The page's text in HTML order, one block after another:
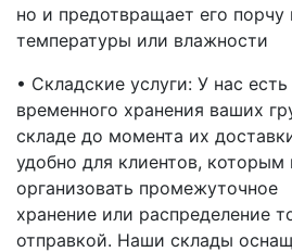
но и предотвращает его порчу
температуры или влажности
• Складские услуги: У нас
временного хранения ваших
складе до момента их
удобно для клиентов,
организовать промежуточное
хранение или распределение
отправкой. Наши склады